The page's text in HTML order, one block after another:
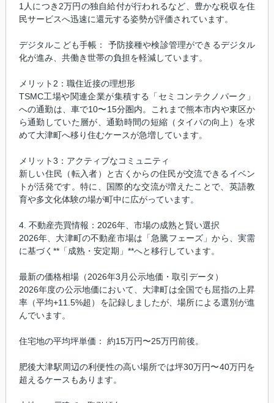
1人につき2万円の独自給付が行われるなど、豊かな税収を住
民サービスへ迅速に還元する姿勢が評価されています。
デジタルこども手帳： 予防接種や検診管理ができるデジタル
化が進み、共働き世帯の負担を軽減しています。
メリット2：職住近接の理想形
TSMC工場や関連企業が集積する「セミコンテクノパーク」
への通勤は、車で10〜15分圏内。これまで熊本市内や東区か
ら通勤していた層が、通勤時間の短縮（タイパの向上）を求
めて大津町へ移り住むケースが急増しています。
メリット3：アクティブなコミュニティ
新しい住民（転入者）と古くからの住民が交流できるイベン
トが活発です。特に、国際的な交流が増えたことで、英語教
育や多文化体験の場が町中に広がっています。
4. 不動産売買情報：2026年、市場の成熟と賢い選択
2026年、大津町の不動産市場は「急騰フェーズ」から、実需
に基づく**「成熟・安定期」**へと移行しています。
最新の価格相場（2026年3月公示地価・取引データ）
2026年度の公示地価において、大津町は全国でも屈指の上昇
率（平均+11.5%超）を記録しましたが、場所による選別が進
んでいます。
住宅地の平均坪単価： 約15万円〜25万円前後。
肥後大津駅周辺の利便性の高い場所では坪30万円〜40万円を
超えるケースもあります。